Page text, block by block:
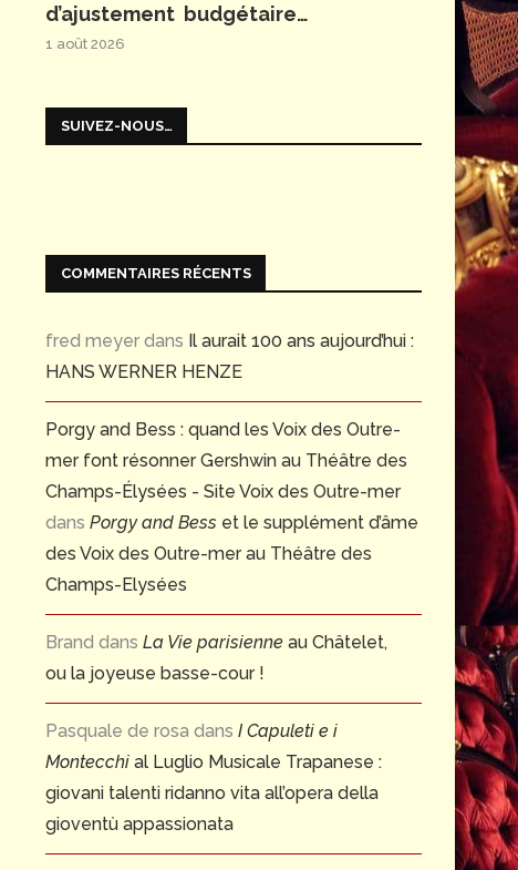
d’ajustement budgétaire…
1 août 2026
SUIVEZ-NOUS…
COMMENTAIRES RÉCENTS
fred meyer dans Il aurait 100 ans aujourd’hui :
HANS WERNER HENZE
Porgy and Bess : quand les Voix des Outre-
mer font résonner Gershwin au Théâtre des
Champs-Élysées - Site Voix des Outre-mer
dans Porgy and Bess et le supplément d’âme
des Voix des Outre-mer au Théâtre des
Champs-Elysées
Brand dans La Vie parisienne au Châtelet,
ou la joyeuse basse-cour !
Pasquale de rosa dans I Capuleti e i
Montecchi al Luglio Musicale Trapanese :
giovani talenti ridanno vita all’opera della
gioventù appassionata